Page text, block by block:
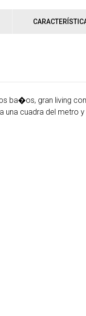
ba�os, gran living
una cuadra del metro